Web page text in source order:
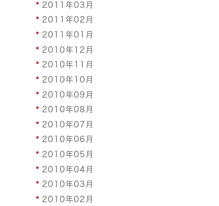
2011年03月
2011年02月
2011年01月
2010年12月
2010年11月
2010年10月
2010年09月
2010年08月
2010年07月
2010年06月
2010年05月
2010年04月
2010年03月
2010年02月